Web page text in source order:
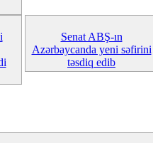
Senat ABŞ-ın
Azərbaycanda yeni səfirini
təsdiq edib